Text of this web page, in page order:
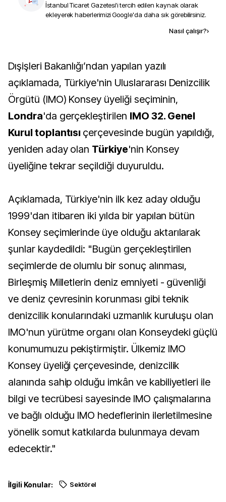
İstanbul Ticaret Gazetesi'i tercih edilen kaynak olarak
ekleyerek haberlerimizi Google'da daha sık görebilirsiniz.
Nasıl çalışır?›
Dışişleri Bakanlığı’ndan yapılan yazılı
açıklamada, Türkiye'nin Uluslararası Denizcilik
Örgütü (IMO) Konsey üyeliği seçiminin,
Londra'da gerçekleştirilen IMO 32. Genel
Kurul toplantısı çerçevesinde bugün yapıldığı,
yeniden aday olan Türkiye'nin Konsey
üyeliğine tekrar seçildiği duyuruldu.
Açıklamada, Türkiye'nin ilk kez aday olduğu
1999'dan itibaren iki yılda bir yapılan bütün
Konsey seçimlerinde üye olduğu aktarılarak
şunlar kaydedildi: "Bugün gerçekleştirilen
seçimlerde de olumlu bir sonuç alınması,
Birleşmiş Milletlerin deniz emniyeti - güvenliği
ve deniz çevresinin korunması gibi teknik
denizcilik konularındaki uzmanlık kuruluşu olan
IMO'nun yürütme organı olan Konseydeki güçlü
konumumuzu pekiştirmiştir. Ülkemiz IMO
Konsey üyeliği çerçevesinde, denizcilik
alanında sahip olduğu imkân ve kabiliyetleri ile
bilgi ve tecrübesi sayesinde IMO çalışmalarına
ve bağlı olduğu IMO hedeflerinin ilerletilmesine
yönelik somut katkılarda bulunmaya devam
edecektir."​​​​​​​
İlgili Konular: Sektörel